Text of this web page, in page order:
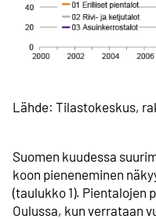
Lähde: Tilastokeskus,
Suomen kuudessa
koon pieneneminen
(taulukko 1). Pientalojen
Oulussa, kun verrataan